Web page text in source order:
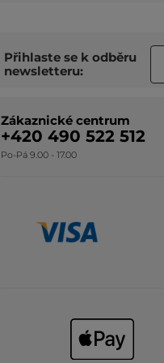
Přihlaste se k odběru
newsletteru:
Zákaznické centrum
+420 490 522 512
Po-Pá 9.00 - 17.00